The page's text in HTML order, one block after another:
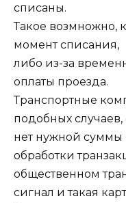
списаны.
Такое возмножно,
момент списания,
либо из-за
оплаты проезда.
Транспортные
подобных
нет нужной суммы
обработки
общественном
сигнал и такая